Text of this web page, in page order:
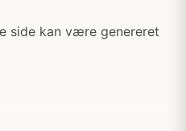
side kan være genereret